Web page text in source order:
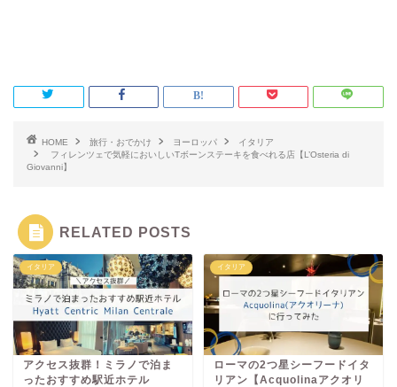
HOME 旅行・おでかけ ヨーロッパ
イタリア
フィレンツェで気軽においしいTボーンステーキを食べれる店【L’Osteria di
Giovanni】
RELATED POSTS
イタリア
アクセス抜群！ミラノで泊ま
ったおすすめ駅近ホテル
イタリア
ローマの2つ星シーフードイタ
リアン【Acquolinaアクオリ